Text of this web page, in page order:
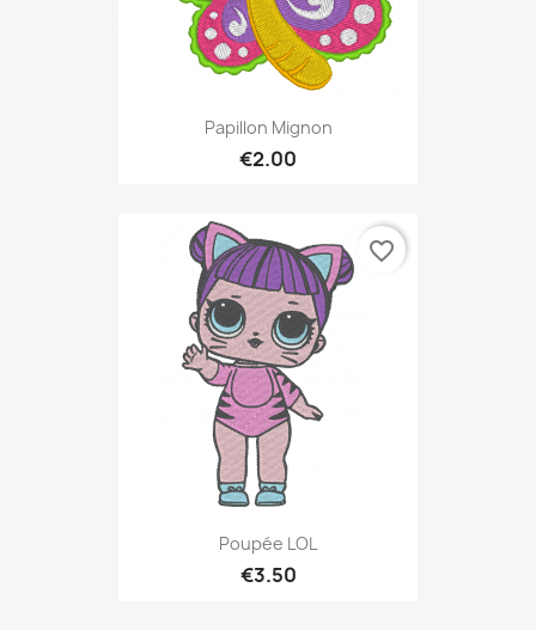
Papillon Mignon
€2.00
Poupée LOL
€3.50
favorite_border